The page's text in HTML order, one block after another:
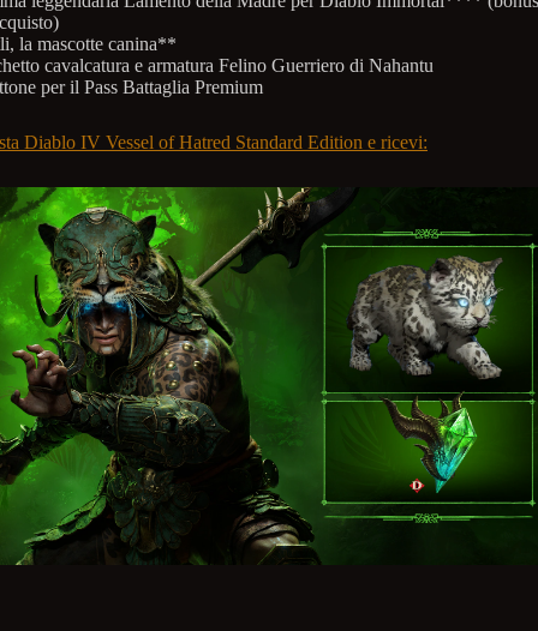
la mascotte canina**
cavalcatura e armatura Felino Guerriero di Nahantu
per il Pass Battaglia Premium
Diablo IV Vessel of Hatred Standard Edition e ricevi: